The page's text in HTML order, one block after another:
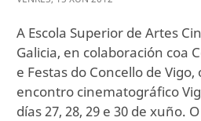
A Escola Superior de Artes
Galicia, en colaboración coa
e Festas do Concello de
encontro cinematográfico
días 27, 28, 29 e 30 de xuño.